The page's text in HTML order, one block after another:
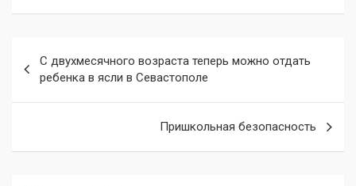
по
записям
С двухмесячного возраста теперь можно отдать
ребенка в ясли в Севастополе
Пришкольная безопасность